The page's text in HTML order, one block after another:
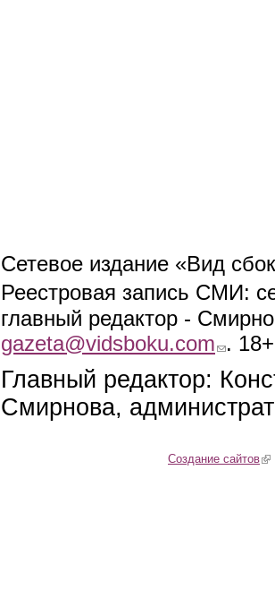
Сетевое издание «Вид
Реестровая запись СМИ:
главный редактор -
gazeta@vidsboku.com (link sends e-
. 18+
Главный редактор:
Смирнова,
Создание сайтов